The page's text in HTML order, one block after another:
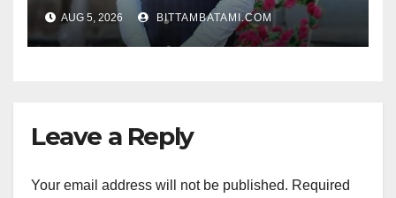
AUG 5, 2026 BITTAMBATAMI.COM
Leave a Reply
Your email address will not be published. Required